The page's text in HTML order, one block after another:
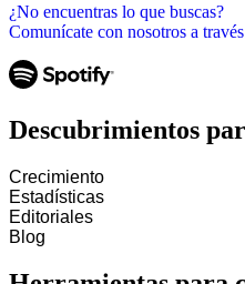
¿No encuentras lo que buscas?
Comunícate con nosotros a
Descubrimientos
Crecimiento
Estadísticas
Editoriales
Blog